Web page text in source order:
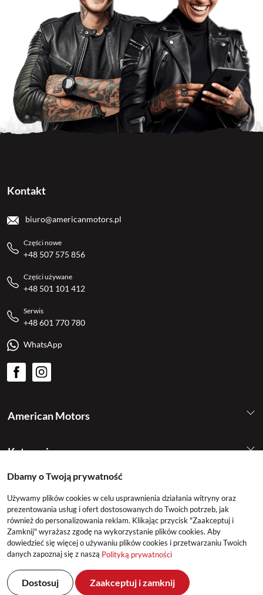
American Motors
Kategorie
Kontakt
biuro@americanmotors.pl
Części nowe
+48 507 575 856
Części używane
+48 501 101 412
Serwis
+48 601 770 780
WhatsApp
©2026 American Motors All Rights Reserved
Realizacja: DeltaM & East2GO
Dbamy o Twoją prywatność
Używamy plików cookies w celu usprawnienia działania witryny oraz
prezentowania usług i ofert dostosowanych do Twoich potrzeb, jak
również do personalizowania reklam. Klikając przycisk "Zaakceptuj i
Zamknij" wyrażasz zgodę na wykorzystanie plików cookies. Aby
dowiedzieć się więcej o używaniu plików cookies i przetwarzaniu Twoich
danych zapoznaj się z naszą Polityką prywatności
Dostosuj Zaakceptuj i zamknij